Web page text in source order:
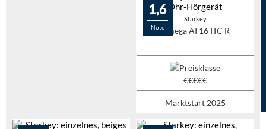
1,6
Note
Starkey
Omega AI 16 ITC R
Marktstart 2025